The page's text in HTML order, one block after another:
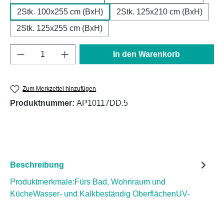
2Stk. 100x255 cm (BxH)
2Stk. 125x210 cm (BxH)
2Stk. 125x255 cm (BxH)
Produkt Anzahl: Gib den gewünschten
In den Warenkorb
Zum Merkzettel hinzufügen
Produktnummer: AP10117DD.5
Beschreibung
Produktmerkmale:Fürs Bad, Wohnraum und
KücheWasser- und Kalkbeständig OberflächenUV-